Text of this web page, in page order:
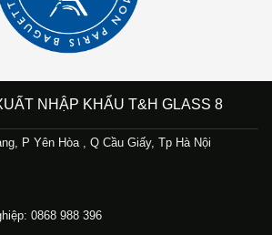
NHẬP KHẨU T&H GLASS 8
P Yên Hòa , Q Cầu Giấy, Tp Hà Nội
0868 988 396